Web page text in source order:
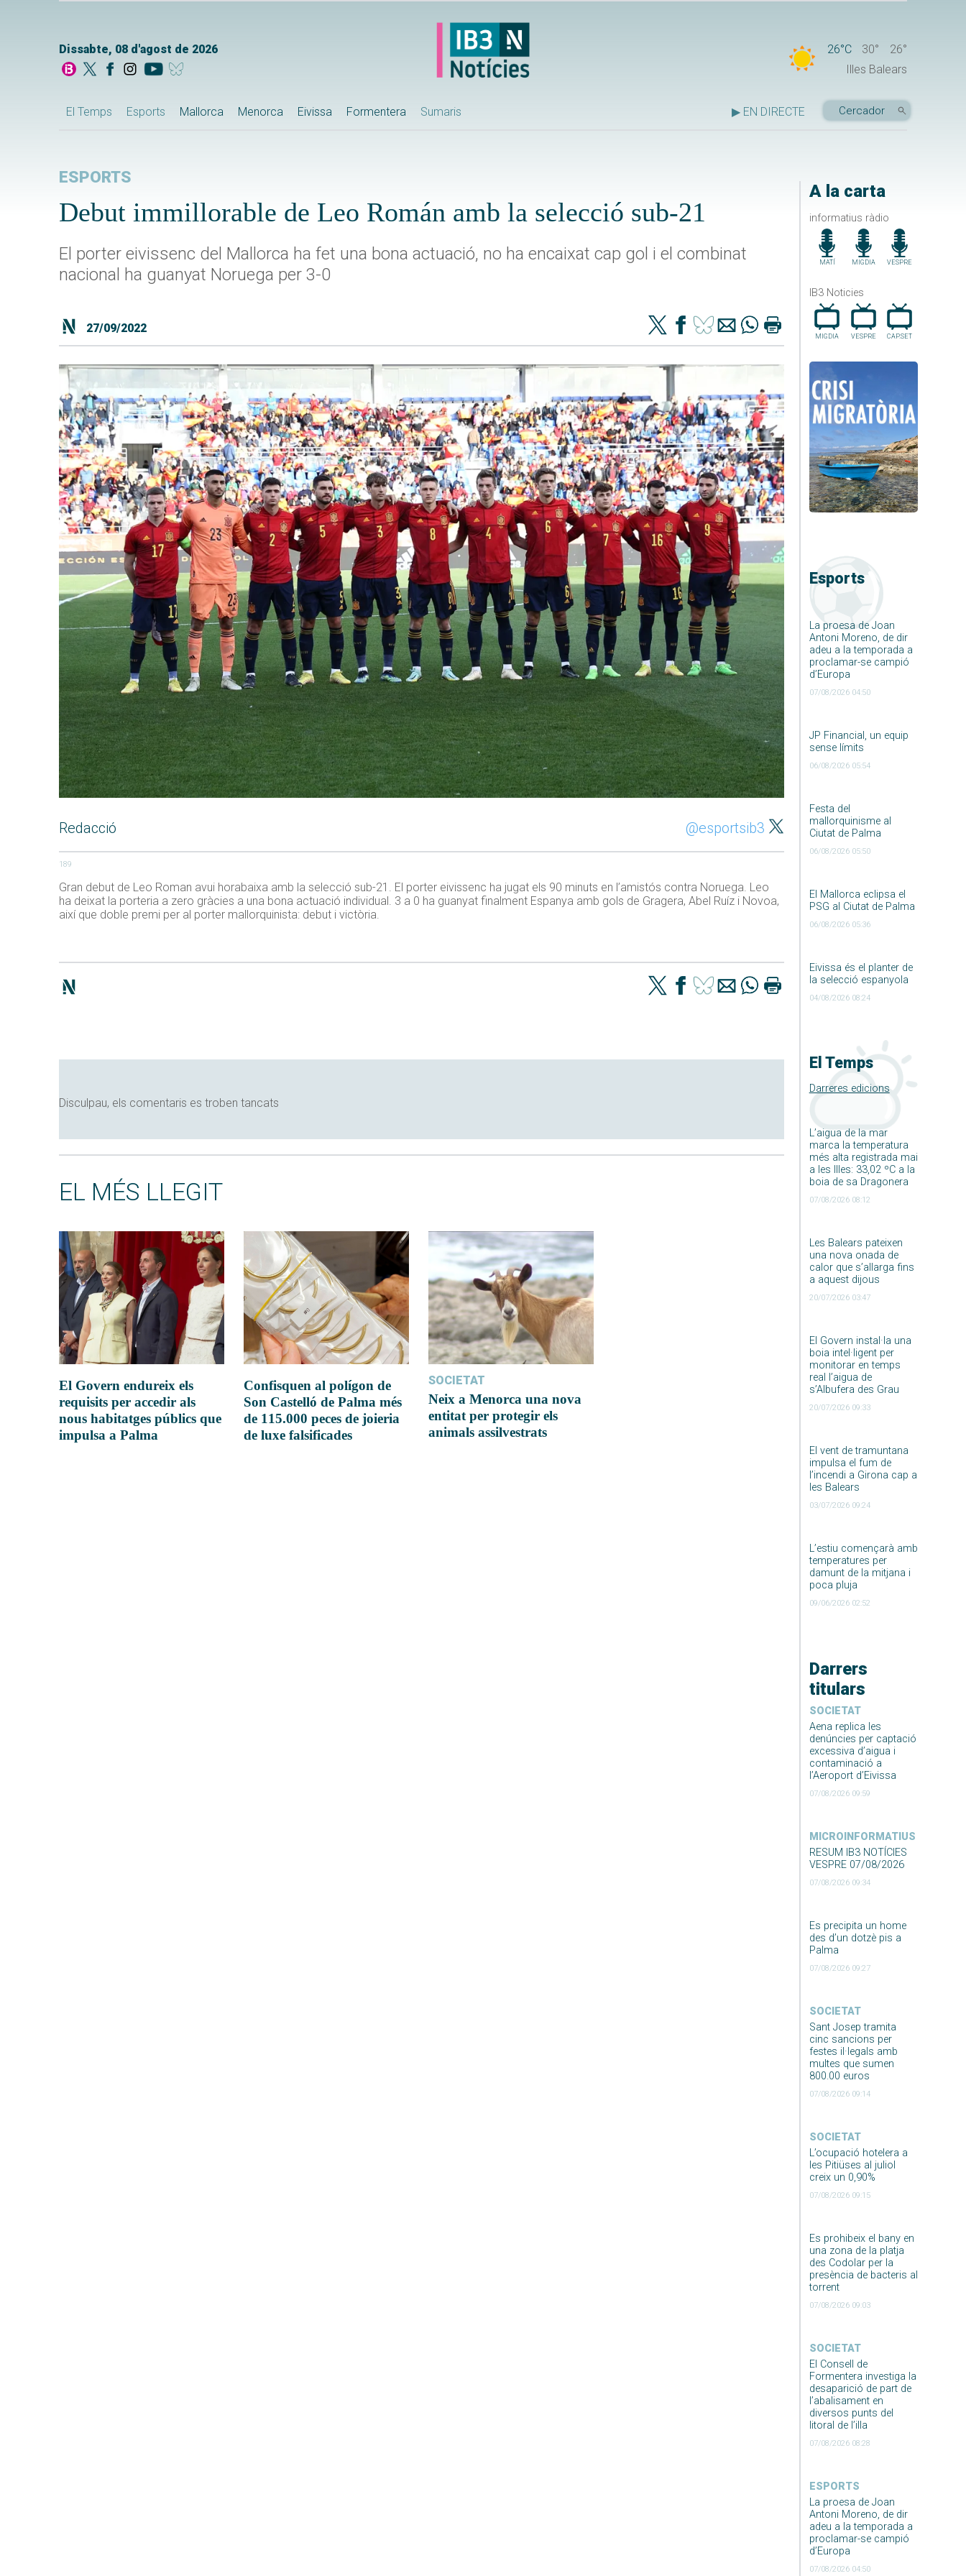
Dissabte, 08 d'agost de 2026 26°C 30°
26°
Illes Balears
El Temps Esports Mallorca Menorca Eivissa Formentera Sumaris ▶ EN DIRECTE
A la carta
informatius ràdio
MATÍ MIGDIA VESPRE
IB3 Noticies
MIGDIA VESPRE CAP.SET
Esports
La proesa de Joan
Antoni Moreno, de dir
adeu a la temporada a
proclamar-se campió
d’Europa
07/08/2026 04:50
JP Financial, un equip
sense límits
06/08/2026 05:54
Festa del
mallorquinisme al
Ciutat de Palma
06/08/2026 05:50
El Mallorca eclipsa el
PSG al Ciutat de Palma
06/08/2026 05:36
Eivissa és el planter de
la selecció espanyola
04/08/2026 08:24
El Temps
Darreres edicions
L’aigua de la mar
marca la temperatura
més alta registrada mai
a les Illes: 33,02 ºC a la
boia de sa Dragonera
07/08/2026 08:12
Les Balears pateixen
una nova onada de
calor que s’allarga fins
a aquest dijous
20/07/2026 03:47
El Govern instal·la una
boia intel·ligent per
monitorar en temps
real l’aigua de
s’Albufera des Grau
20/07/2026 09:33
El vent de tramuntana
impulsa el fum de
l’incendi a Girona cap a
les Balears
03/07/2026 09:24
L’estiu començarà amb
temperatures per
damunt de la mitjana i
poca pluja
09/06/2026 02:52
Darrers
titulars
SOCIETAT
Aena replica les
denúncies per captació
excessiva d’aigua i
contaminació a
l’Aeroport d’Eivissa
07/08/2026 09:59
MICROINFORMATIUS
RESUM IB3 NOTÍCIES
VESPRE 07/08/2026
07/08/2026 09:34
Es precipita un home
des d’un dotzè pis a
Palma
07/08/2026 09:27
SOCIETAT
Sant Josep tramita
cinc sancions per
festes il·legals amb
multes que sumen
800.00 euros
07/08/2026 09:14
SOCIETAT
L’ocupació hotelera a
les Pitiüses al juliol
creix un 0,90%
07/08/2026 09:15
Es prohibeix el bany en
una zona de la platja
des Codolar per la
presència de bacteris al
torrent
07/08/2026 09:03
SOCIETAT
El Consell de
Formentera investiga la
desaparició de part de
l’abalisament en
diversos punts del
litoral de l’illa
07/08/2026 08:28
ESPORTS
La proesa de Joan
Antoni Moreno, de dir
adeu a la temporada a
proclamar-se campió
d’Europa
07/08/2026 04:50
ESPORTS
Debut immillorable de Leo Román amb la selecció sub-21
El porter eivissenc del Mallorca ha fet una bona actuació, no ha encaixat cap gol i el combinat
nacional ha guanyat Noruega per 3-0
27/09/2022
Redacció @esportsib3
189
Gran debut de Leo Roman avui horabaixa amb la selecció sub-21. El porter eivissenc ha jugat els 90 minuts en l’amistós contra Noruega. Leo
ha deixat la porteria a zero gràcies a una bona actuació individual. 3 a 0 ha guanyat finalment Espanya amb gols de Gragera, Abel Ruíz i Novoa,
així que doble premi per al porter mallorquinista: debut i victòria.
Disculpau, els comentaris es troben tancats
EL MÉS LLEGIT
El Govern endureix els
requisits per accedir als
nous habitatges públics que
impulsa a Palma
Confisquen al polígon de
Son Castelló de Palma més
de 115.000 peces de joieria
de luxe falsificades
SOCIETAT
Neix a Menorca una nova
entitat per protegir els
animals assilvestrats